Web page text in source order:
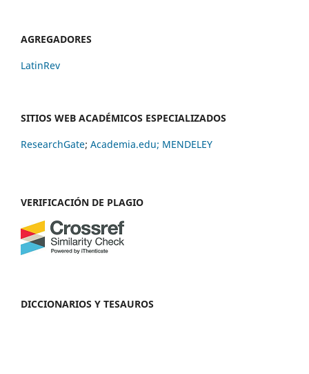
AGREGADORES
LatinRev
SITIOS WEB ACADÉMICOS ESPECIALIZADOS
ResearchGate; Academia.edu; MENDELEY
VERIFICACIÓN DE PLAGIO
DICCIONARIOS Y TESAUROS